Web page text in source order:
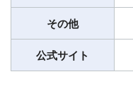
その他
公式サイト